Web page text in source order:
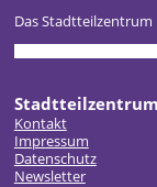
Das
Kontakt
Impressum
Datenschutz
Newsletter